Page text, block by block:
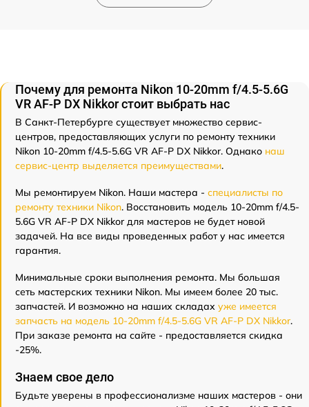
Почему для ремонта Nikon 10-20mm f/4.5-5.6G
VR AF-P DX Nikkor стоит выбрать нас
В Санкт-Петербурге существует множество сервис-
центров, предоставляющих услуги по ремонту техники
Nikon 10-20mm f/4.5-5.6G VR AF-P DX Nikkor. Однако наш
сервис-центр выделяется преимуществами.
Мы ремонтируем Nikon. Наши мастера - специалисты по
ремонту техники Nikon. Восстановить модель 10-20mm f/4.5-
5.6G VR AF-P DX Nikkor для мастеров не будет новой
задачей. На все виды проведенных работ у нас имеется
гарантия.
Минимальные сроки выполнения ремонта. Мы большая
сеть мастерских техники Nikon. Мы имеем более 20 тыс.
запчастей. И возможно на наших складах уже имеется
запчасть на модель 10-20mm f/4.5-5.6G VR AF-P DX Nikkor.
При заказе ремонта на сайте - предоставляется скидка
-25%.
Знаем свое дело
Будьте уверены в профессионализме наших мастеров - они